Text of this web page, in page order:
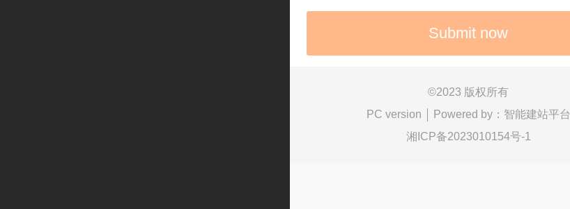
©2023 版权所有
PC version
Powered by： 智能建站平台
湘ICP备2023010154号-1